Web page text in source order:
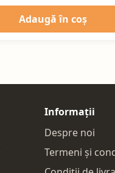
Adaugă în coș
Informații
Despre noi
Termeni și